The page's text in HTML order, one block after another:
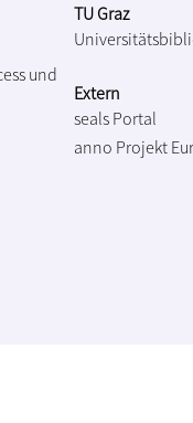
und
TU Graz
Extern
seals Portal
anno Projekt